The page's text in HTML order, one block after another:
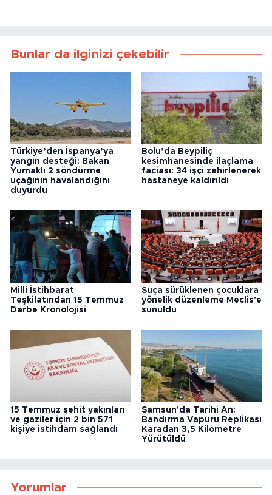
Bunlar da ilginizi çekebilir
Türkiye’den İspanya’ya
yangın desteği: Bakan
Yumaklı 2 söndürme
uçağının havalandığını
duyurdu
Bolu’da Beypiliç
kesimhanesinde ilaçlama
faciası: 34 işçi zehirlenerek
hastaneye kaldırıldı
Milli İstihbarat
Teşkilatından 15 Temmuz
Darbe Kronolojisi
Suça sürüklenen çocuklara
yönelik düzenleme Meclis'e
sunuldu
15 Temmuz şehit yakınları
ve gaziler için 2 bin 571
kişiye istihdam sağlandı
Samsun'da Tarihi An:
Bandırma Vapuru Replikası
Karadan 3,5 Kilometre
Yürütüldü
Yorumlar